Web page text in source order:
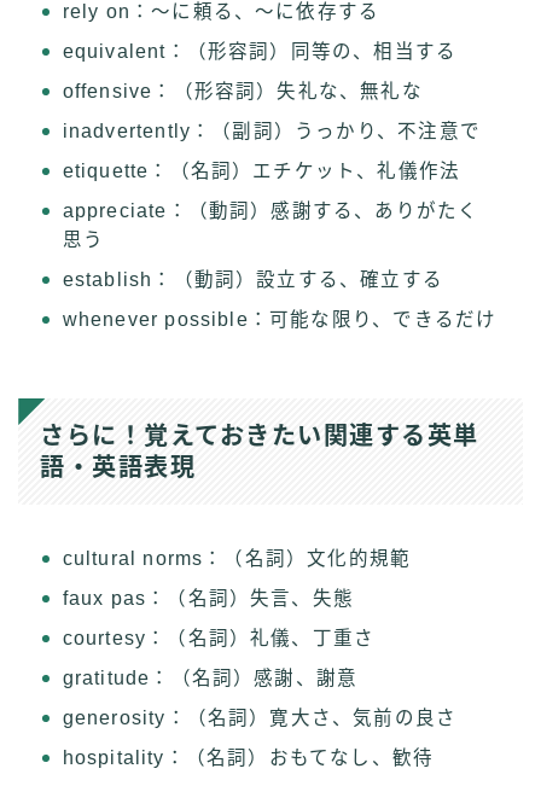
rely on：〜に頼る、〜に依存する
equivalent：（形容詞）同等の、相当する
offensive：（形容詞）失礼な、無礼な
inadvertently：（副詞）うっかり、不注意で
etiquette：（名詞）エチケット、礼儀作法
appreciate：（動詞）感謝する、ありがたく
思う
establish：（動詞）設立する、確立する
whenever possible：可能な限り、できるだけ
さらに！覚えておきたい関連する英単
語・英語表現
cultural norms：（名詞）文化的規範
faux pas：（名詞）失言、失態
courtesy：（名詞）礼儀、丁重さ
gratitude：（名詞）感謝、謝意
generosity：（名詞）寛大さ、気前の良さ
hospitality：（名詞）おもてなし、歓待